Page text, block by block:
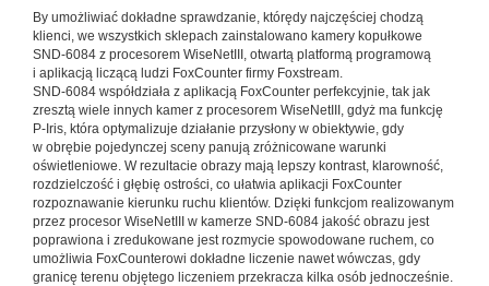
By umożliwiać dokładne sprawdzanie, którędy najczęściej chodzą
klienci, we wszystkich sklepach zainstalowano kamery kopułkowe
SND-6084 z procesorem WiseNetIII, otwartą platformą programową
i aplikacją liczącą ludzi FoxCounter firmy Foxstream.
SND-6084 współdziała z aplikacją FoxCounter perfekcyjnie, tak jak
zresztą wiele innych kamer z procesorem WiseNetIII, gdyż ma funkcję
P-Iris, która optymalizuje działanie przysłony w obiektywie, gdy
w obrębie pojedynczej sceny panują zróżnicowane warunki
oświetleniowe. W rezultacie obrazy mają lepszy kontrast, klarowność,
rozdzielczość i głębię ostrości, co ułatwia aplikacji FoxCounter
rozpoznawanie kierunku ruchu klientów. Dzięki funkcjom realizowanym
przez procesor WiseNetIII w kamerze SND-6084 jakość obrazu jest
poprawiona i zredukowane jest rozmycie spowodowane ruchem, co
umożliwia FoxCounterowi dokładne liczenie nawet wówczas, gdy
granicę terenu objętego liczeniem przekracza kilka osób jednocześnie.